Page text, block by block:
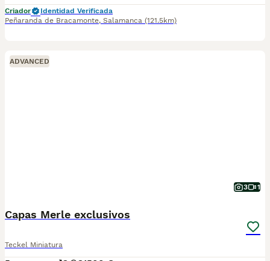
Criador
Identidad Verificada
Peñaranda de Bracamonte, Salamanca (121.5km)
ADVANCED
3 1
Capas Merle exclusivos
Teckel Miniatura